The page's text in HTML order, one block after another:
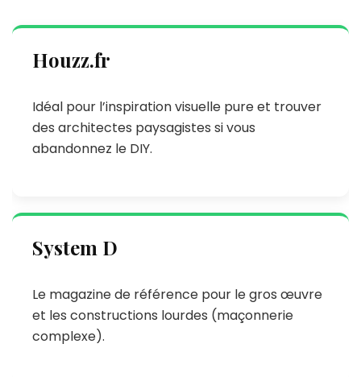
Houzz.fr
Idéal pour l’inspiration visuelle pure et trouver
des architectes paysagistes si vous
abandonnez le DIY.
System D
Le magazine de référence pour le gros œuvre
et les constructions lourdes (maçonnerie
complexe).